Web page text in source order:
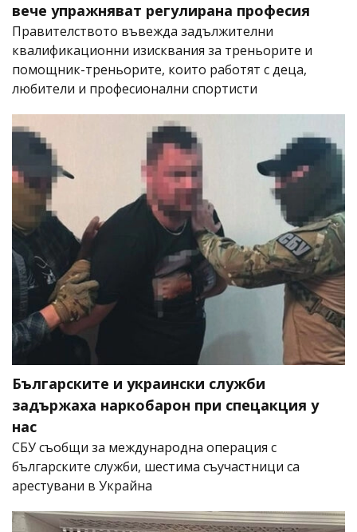
вече упражняват регулирана професия
Правителството въвежда задължителни
квалификационни изисквания за треньорите и
помощник-треньорите, които работят с деца,
любители и професионални спортисти
Българските и украински служби
задържаха наркобарон при спецакция у
нас
СБУ съобщи за международна операция с
българските служби, шестима съучастници са
арестувани в Украйна